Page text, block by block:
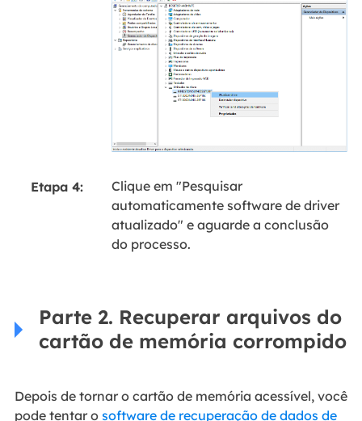
Etapa 4:
Clique em "Pesquisar
automaticamente software de driver
atualizado" e aguarde a conclusão
do processo.
Parte 2. Recuperar arquivos do
cartão de memória corrompido
Depois de tornar o cartão de memória acessível, você
pode tentar o software de recuperação de dados de